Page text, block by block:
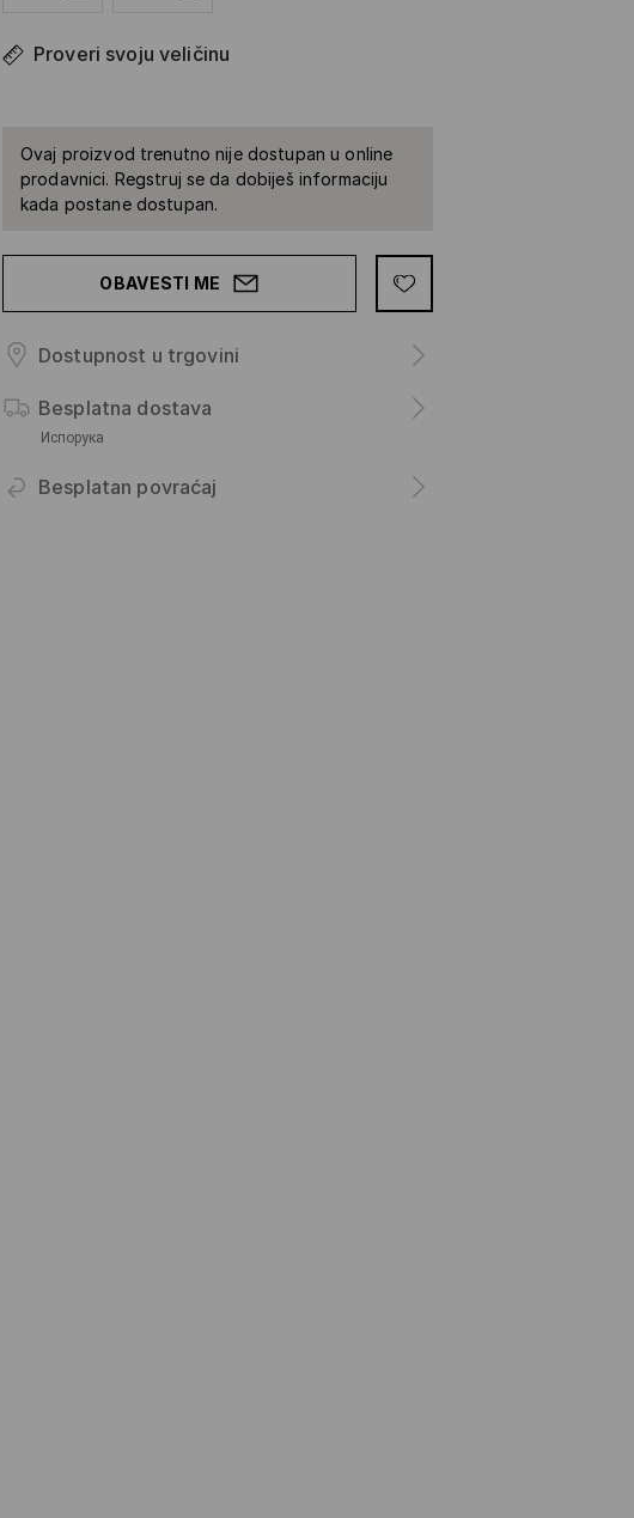
Proveri svoju veličinu
Ovaj proizvod trenutno nije dostupan u online
prodavnici. Regstruj se da dobiješ informaciju
kada postane dostupan.
OBAVESTI ME
Dostupnost u trgovini
Besplatna dostava
Испорука
Besplatan povraćaj